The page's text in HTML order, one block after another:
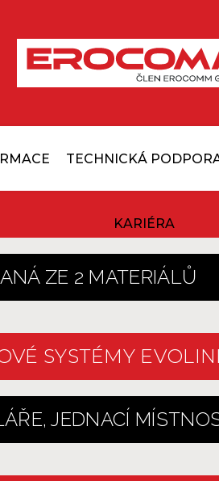
TECHNICKÁ
KARIÉRA
ZE 2 MATERIÁLŮ
SYSTÉMY
JEDNACÍ